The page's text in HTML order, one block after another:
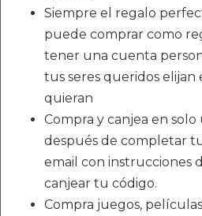
Siempre el regalo
puede comprar como
tener una cuenta
tus seres queridos
quieran
Compra y canjea en
después de completar
email con instrucciones
canjear tu código.
Compra juegos,